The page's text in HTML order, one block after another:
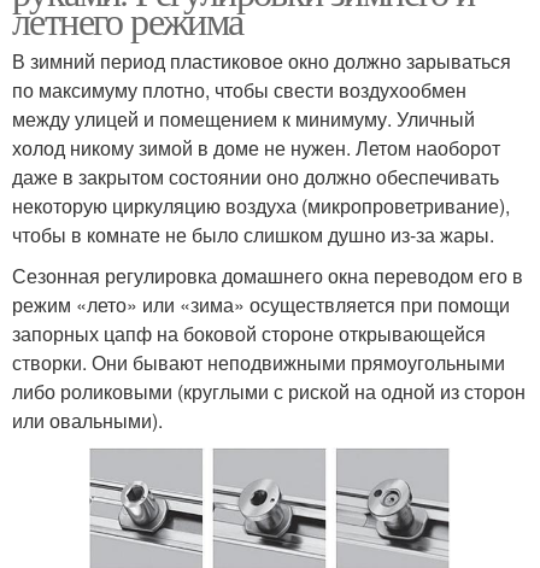
летнего режима
В зимний период пластиковое окно должно зарываться
по максимуму плотно, чтобы свести воздухообмен
между улицей и помещением к минимуму. Уличный
холод никому зимой в доме не нужен. Летом наоборот
даже в закрытом состоянии оно должно обеспечивать
некоторую циркуляцию воздуха (микропроветривание),
чтобы в комнате не было слишком душно из-за жары.
Сезонная регулировка домашнего окна переводом его в
режим «лето» или «зима» осуществляется при помощи
запорных цапф на боковой стороне открывающейся
створки. Они бывают неподвижными прямоугольными
либо роликовыми (круглыми с риской на одной из сторон
или овальными).